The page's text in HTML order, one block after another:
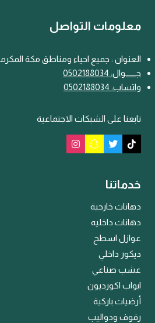
معلومات التواصل
العنوان : جميع احياء ومناطق مكة
جـــ
ــوال: 0502188034
واتساب: 0502188034
تابعنا على الشبكات الاجتماعية
خدماتنا
دهانات خارجية
دهانات داخليه
عوازل اسطح
ديكور داخلي
عشب صناعي
ابواب اكورديون
أرضيات باركية
رفوف ودواليب